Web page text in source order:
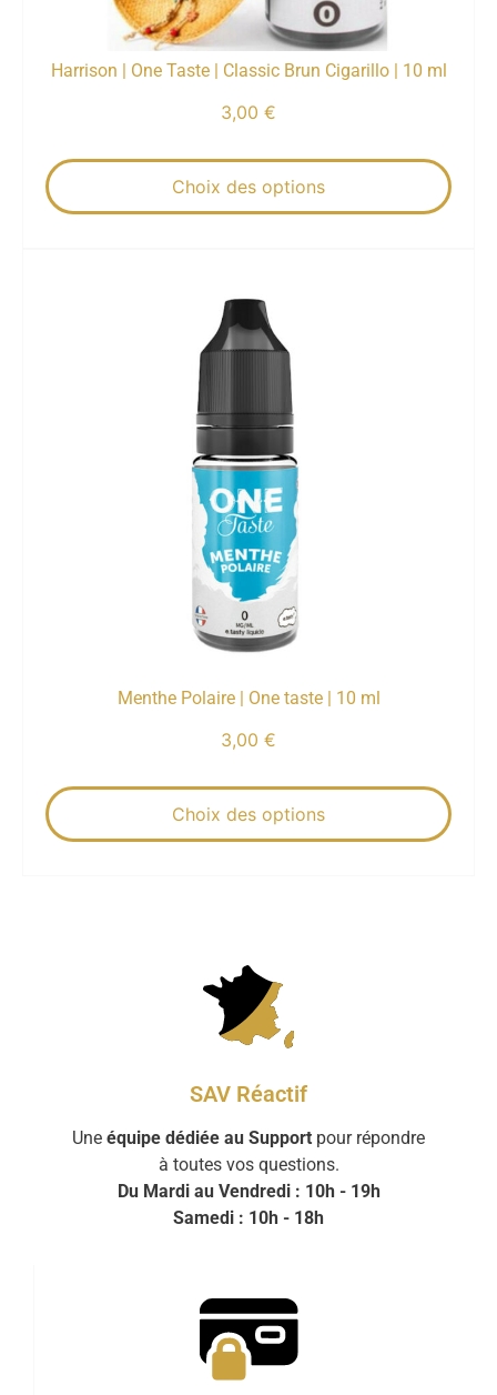
Harrison | One Taste | Classic Brun Cigarillo | 10 ml
3,00 €
Choix des options
Menthe Polaire | One taste | 10 ml
3,00 €
Choix des options
SAV Réactif
Une équipe dédiée au Support pour répondre
à toutes vos questions.
Du Mardi au Vendredi : 10h - 19h
Samedi : 10h - 18h